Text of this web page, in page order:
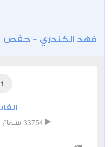
فهد الكندري -
1
33754 استماع